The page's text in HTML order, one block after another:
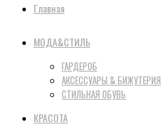
Главная
МОДА&СТИЛЬ
ГАРДЕРОБ
АКСЕССУАРЫ & БИЖУТЕРИЯ
СТИЛЬНАЯ ОБУВЬ
КРАСОТА